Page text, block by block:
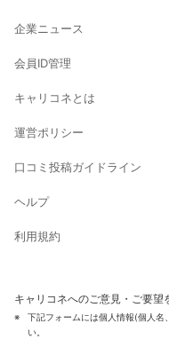
企業ニュース
会員ID管理
キャリコネとは
運営ポリシー
口コミ投稿ガイドライン
ヘルプ
利用規約
キャリコネへのご意見・ご要望
下記フォームには個人情報(個人名
い。